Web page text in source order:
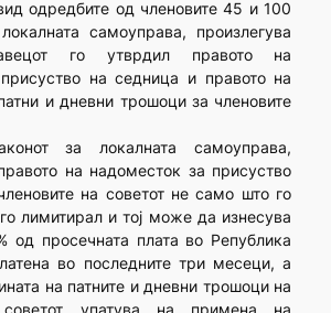
одредбите од членовите 45 и 100
самоуправа, произлегува
го утврдил правото на
на седница и правото на
и дневни трошоци за членовите
за локалната самоуправа,
на надоместок за присуство
на советот не само што го
лимитирал и тој може да изнесува
од просечната плата во Република
во последните три месеци, а
на патните и дневни трошоци на